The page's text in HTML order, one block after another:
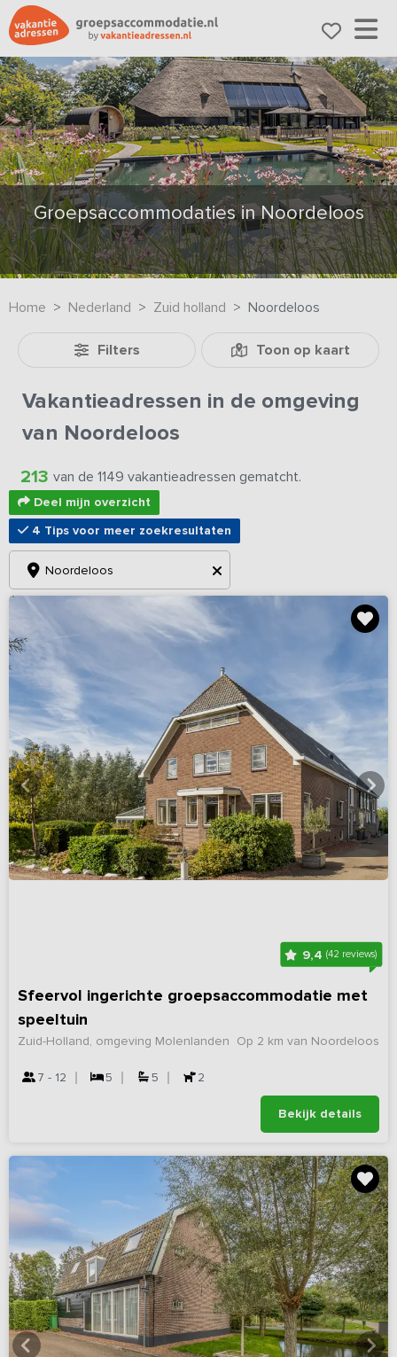
Groepsaccommodaties in Noordeloos
Home Nederland Zuid holland Noordeloos
Filters Toon op kaart
Vakantieadressen in de omgeving
van Noordeloos
213 van de 1149 vakantieadressen gematcht.
Deel mijn overzicht
4 Tips voor meer zoekresultaten
Noordeloos
9,4 (42 reviews)
Sfeervol ingerichte groepsaccommodatie met
speeltuin
Op 2 km van Noordeloos
Zuid-Holland, omgeving Molenlanden
7 - 12 5 5 2
Bekijk details